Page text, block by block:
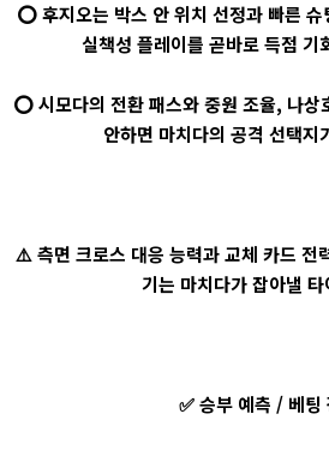
⭕ 후지오는 박스 안 위치 선정과 빠른
실책성 플레이를 곧바로 득점 기
⭕ 시모다의 전환 패스와 중원 조율, 나상
안하면 마치다의 공격 선택지
⚠️ 측면 크로스 대응 능력과 교체 카드 전
기는 마치다가 잡아낼
✅ 승부 예측 / 베팅